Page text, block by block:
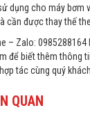
dụng cho máy bơm
cần được thay thế
– Zalo: 0985288164
để biết thêm thông
tác cùng quý
QUAN